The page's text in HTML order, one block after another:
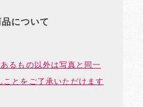
について
るもの以外は写真と同一
ことをご了承いただけます